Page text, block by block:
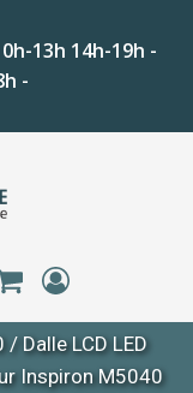
13h 14h-19h -
-
/ Dalle LCD LED
Inspiron M5040